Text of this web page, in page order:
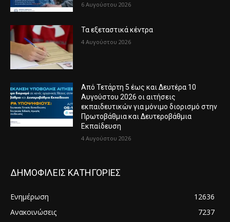
6 Αυγούστου 2026
Τα εξεταστικά κέντρα
4 Αυγούστου 2026
Από Τετάρτη 5 έως και Δευτέρα 10
Αυγούστου 2026 οι αιτήσεις
εκπαιδευτικών για μόνιμο διορισμό στην
Πρωτοβάθμια και Δευτεροβάθμια
Εκπαίδευση
4 Αυγούστου 2026
ΔΗΜΟΦΙΛΕΙΣ ΚΑΤΗΓΟΡΙΕΣ
Ενημέρωση
12636
Ανακοινώσεις
7237